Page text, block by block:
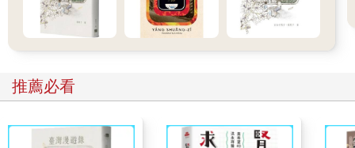
推薦必看